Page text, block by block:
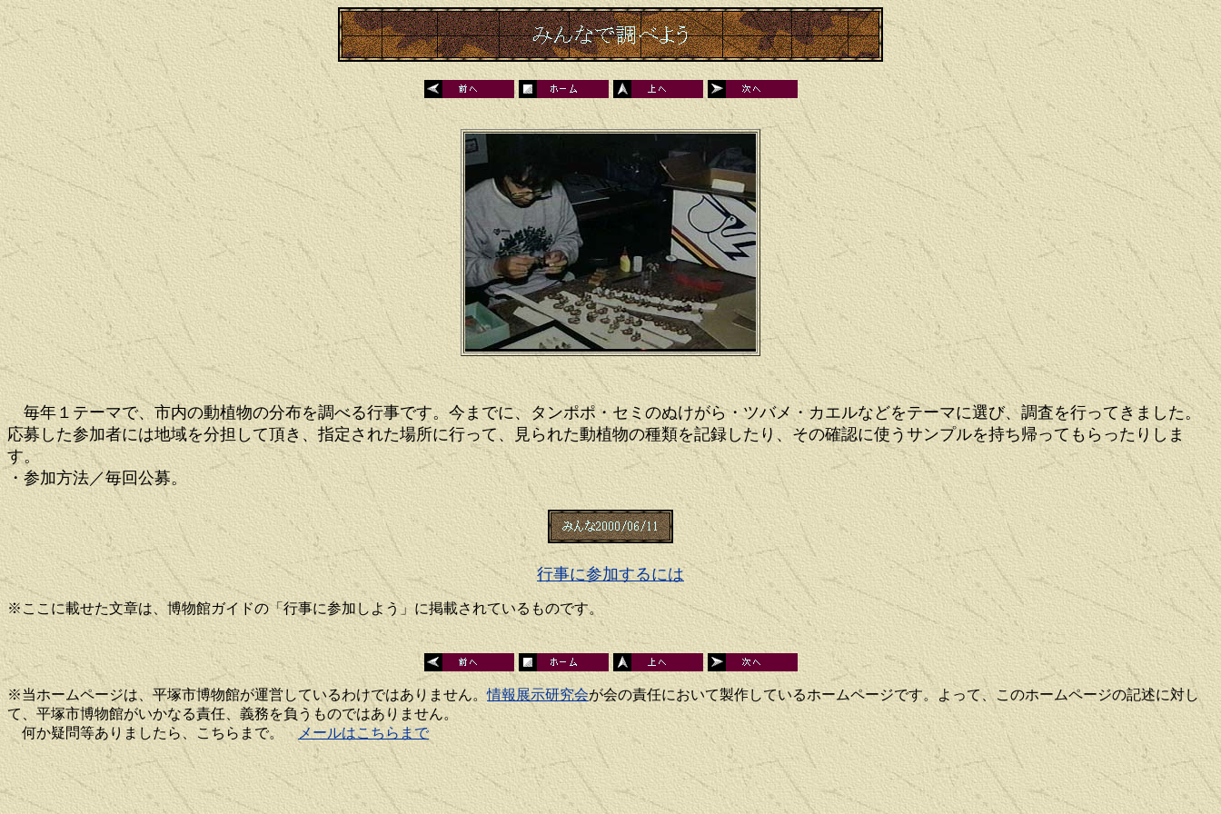
毎年１テーマで、市内の動植物の分布を調べる行事です。今までに、タンポポ・セミのぬけがら・ツバメ・カエルなどをテーマに選び、調査を行ってきました。
応募した参加者には地域を分担して頂き、指定された場所に行って、見られた動植物の種類を記録したり、その確認に使うサンプルを持ち帰ってもらったりしま
す。
・参加方法／毎回公募。
行事に参加するには
※ここに載せた文章は、博物館ガイドの「行事に参加しよう」に掲載されているものです。
※当ホームページは、平塚市博物館が運営しているわけではありません。情報展示研究会が会の責任において製作しているホームページです。よって、このホームページの記述に対し
て、平塚市博物館がいかなる責任、義務を負うものではありません。
何か疑問等ありましたら、こちらまで。 メールはこちらまで